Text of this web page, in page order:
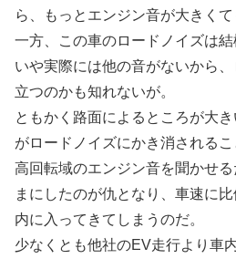
ら、もっとエンジン音が大きくて
一方、この車のロードノイズは結
いや実際には他の音がないから
立つのかも知れないが。
ともかく路面によるところが大
がロードノイズにかき消されるこ
高回転域のエンジン音を聞かせ
まにしたのが仇となり、車速に
内に入ってきてしまうのだ。
少なくとも他社のEV走行より車